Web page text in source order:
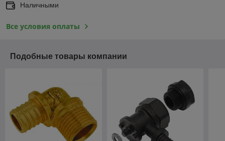
Наличными
Все условия оплаты
Подобные товары компании